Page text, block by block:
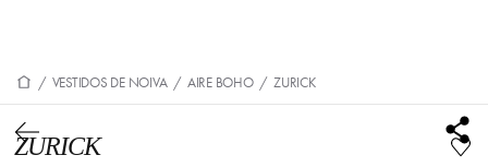
/ VESTIDOS DE NOIVA / AIRE BOHO / ZURICK
ZURICK